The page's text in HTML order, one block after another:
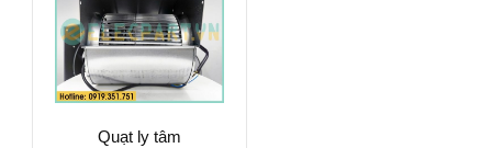
Quạt ly tâm